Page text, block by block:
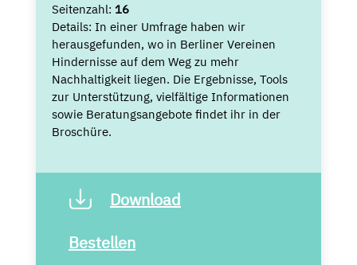
Seitenzahl: 16
Details: In einer Umfrage haben wir
herausgefunden, wo in Berliner Vereinen
Hindernisse auf dem Weg zu mehr
Nachhaltigkeit liegen. Die Ergebnisse, Tools
zur Unterstützung, vielfältige Informationen
sowie Beratungsangebote findet ihr in der
Broschüre.
Download
Bestellen